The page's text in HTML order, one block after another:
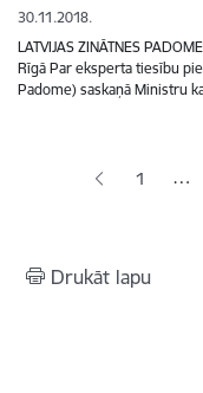
30.11.2018.
LATVIJAS ZINĀTNES
Rīgā Par eksperta tiesību
Padome) saskaņā Ministru
1 …
Drukāt lapu